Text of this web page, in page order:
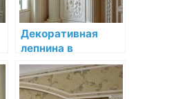
Декоративная
лепнина в
интерьере
функционального
стиля